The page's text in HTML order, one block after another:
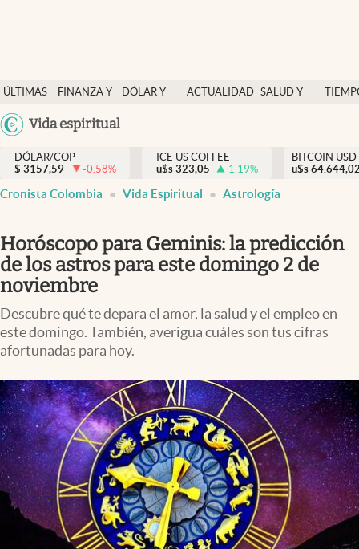
ÚLTIMAS
NOTICIAS
FINANZA Y
DÓLAR Y
ACTUALIDAD SALUD Y
México
Uruguay
Vida espiritual
Salud y nutrición
Vida espiritual
Actualidad
Curiosidades
Colombia
DÓLAR/COP
$ 3157,59 -0.58%
ICE US COFFEE
u$s 323,05 1.19%
BITCOIN USD
u$s
Cronista Colombia Vida Espiritual Astrología
Horóscopo para Geminis: la predicción
de los astros para este domingo 2 de
noviembre
Descubre qué te depara el amor, la salud y el empleo en
este domingo. También, averigua cuáles son tus cifras
afortunadas para hoy.